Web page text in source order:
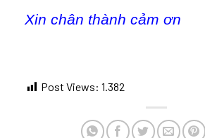
Xin chân thành cảm ơn
Post Views: 1.382